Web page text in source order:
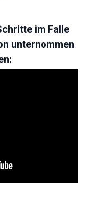
im Falle
unternommen